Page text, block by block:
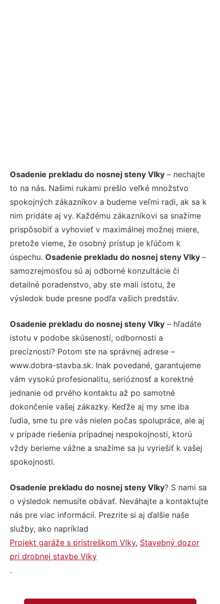
Osadenie prekladu do nosnej steny Vlky – nechajte
to na nás. Našimi rukami prešlo veľké množstvo
spokojných zákazníkov a budeme veľmi radi, ak sa k
nim pridáte aj vy. Každému zákazníkovi sa snažíme
prispôsobiť a vyhovieť v maximálnej možnej miere,
pretože vieme, že osobný prístup je kľúčom k
úspechu. Osadenie prekladu do nosnej steny Vlky –
samozrejmosťou sú aj odborné konzultácie či
detailné poradenstvo, aby ste mali istotu, že
výsledok bude presne podľa vašich predstáv.
Osadenie prekladu do nosnej steny Vlky – hľadáte
istotu v podobe skúseností, odbornosti a
precíznosti? Potom ste na správnej adrese –
www.dobra-stavba.sk. Inak povedané, garantujeme
vám vysokú profesionalitu, serióznosť a korektné
jednanie od prvého kontaktu až po samotné
dokončenie vašej zákazky. Keďže aj my sme iba
ľudia, sme tu pre vás nielen počas spolupráce, ale aj
v prípade riešenia prípadnej nespokojnosti, ktorú
vždy berieme vážne a snažíme sa ju vyriešiť k vašej
spokojnosti.
Osadenie prekladu do nosnej steny Vlky? S nami sa
o výsledok nemusíte obávať. Neváhajte a kontaktujte
nás pre viac informácií. Prezrite si aj ďalšie naše
služby, ako napríklad
Projekt garáže s prístreškom Vlky, Stavebný dozor
pri drobnej stavbe Vlky
.